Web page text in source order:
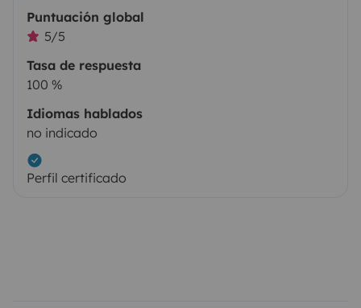
Puntuación global
5/5
Tasa de respuesta
100 %
Idiomas hablados
no indicado
Perfil certificado